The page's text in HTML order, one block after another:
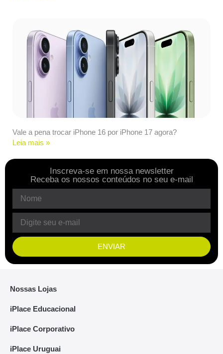
Vale a pena trocar iPhone 16 por iPhone 17 agora?
Leia mais »
Inscreva-se em nossa newsletter
Receba os nossos conteúdos no seu e-mail
ENVIAR
Nossas Lojas
iPlace Educacional
iPlace Corporativo
iPlace Uruguai